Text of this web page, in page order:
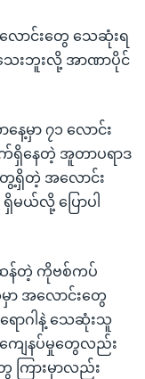
လောင်းတွေ သေဆုံးရ
ေးဘူးလို့ အာဏာပိုင်
မှာ ၇၁ လောင်း
က်ရှိနေတဲ့ အူတာပရာဒ
ေ့ရှိတဲ့ အလောင်း
မယ်လို့ ပြောပါ
ဆန်တဲ့ ကိုဗစ်ကပ်
ာ အလောင်းတွေ
ောဂါနဲ့ သေဆုံးသူ
ကျေနပ်မှုတွေလည်း
ေ ကြားမှာလည်း